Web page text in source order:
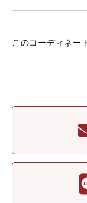
このコーディネー